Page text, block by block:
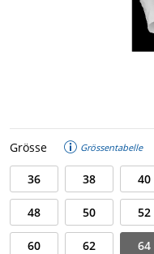
Grösse Grössentabelle
36 38 40
48 50 52
60 62 64